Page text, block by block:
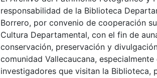
responsabilidad de la Biblioteca
Borrero, por convenio de cooperación
Cultura Departamental, con el fin de
conservación, preservación y
comunidad Vallecaucana,
investigadores que visitan la Biblioteca,